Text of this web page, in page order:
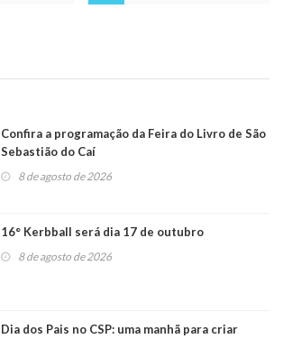
Confira a programação da Feira do Livro de São
Sebastião do Caí
8 de agosto de 2026
16° Kerbball será dia 17 de outubro
8 de agosto de 2026
Dia dos Pais no CSP: uma manhã para criar